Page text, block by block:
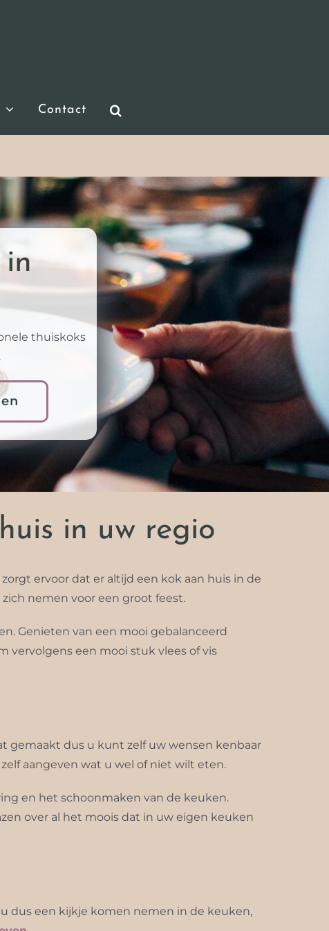
Contact
in
thuiskoks
in uw regio
ervoor dat er altijd een kok aan huis in de
nemen voor een groot feest.
Genieten van een mooi gebalanceerd
vervolgens een mooi stuk vlees of vis
gemaakt dus u kunt zelf uw wensen kenbaar
aangeven wat u wel of niet wilt eten.
en het schoonmaken van de keuken.
over al het moois dat in uw eigen keuken
dus een kijkje komen nemen in de keuken,